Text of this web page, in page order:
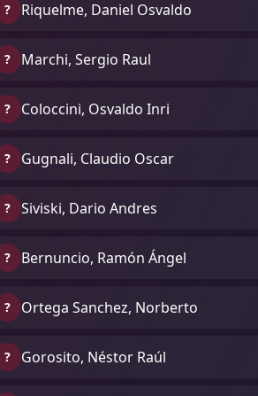
? Riquelme, Daniel Osvaldo
? Marchi, Sergio Raul
? Coloccini, Osvaldo Inri
? Gugnali, Claudio Oscar
? Siviski, Dario Andres
? Bernuncio, Ramón Ángel
? Ortega Sanchez, Norberto
? Gorosito, Néstor Raúl